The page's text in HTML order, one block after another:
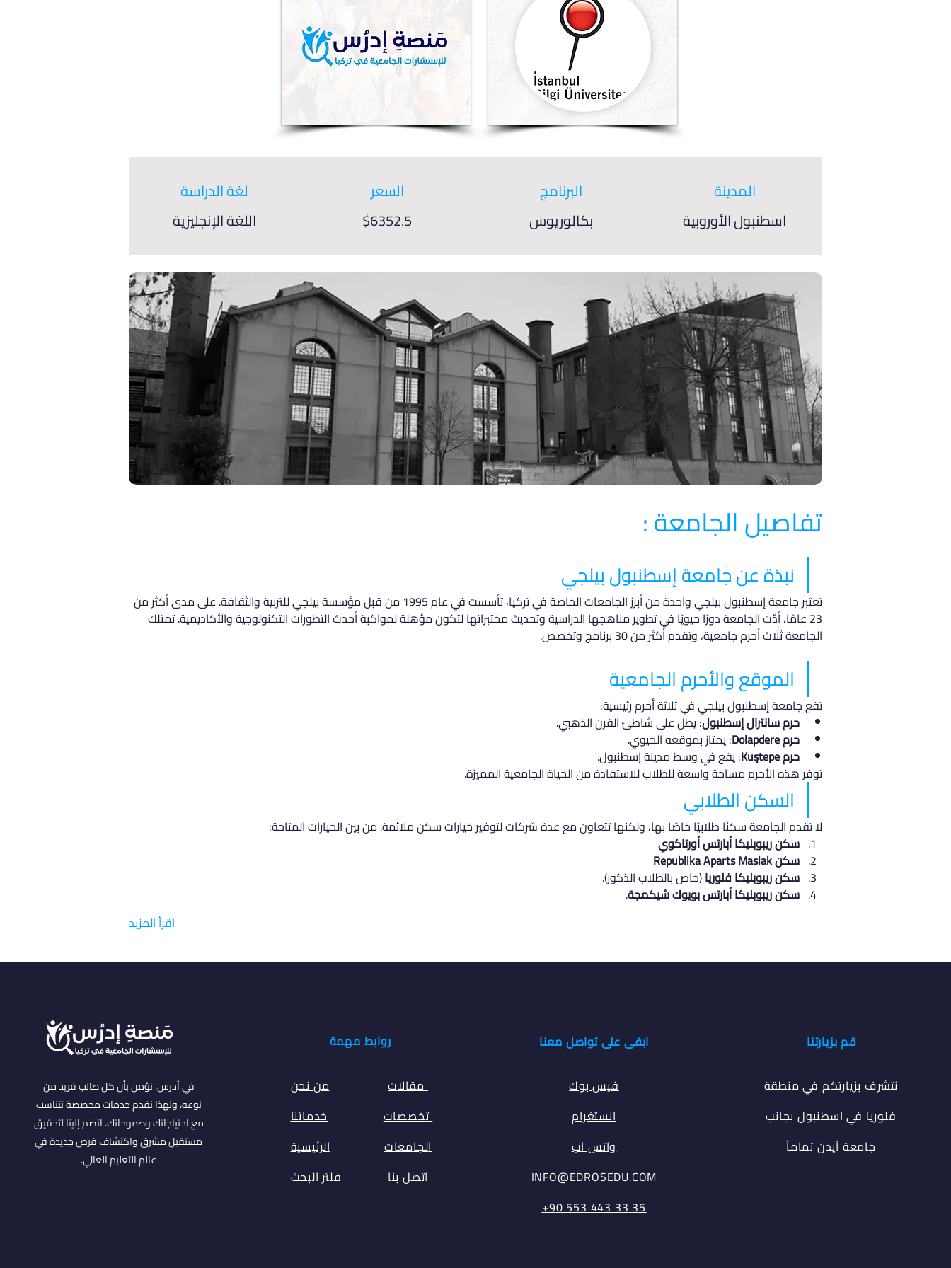
لغة الدراسة
اللغة الإنجليزية
السعر
$6352.5
البرنامج
بكالوريوس
المدينة
اسطنبول الأوروبية
تفاصيل الجامعة :
نبذة عن جامعة إسطنبول بيلجي
تعتبر جامعة إسطنبول بيلجي واحدة من أبرز الجامعات الخاصة في تركيا، تأسست في عام 1995 من قبل مؤسسة بيلجي للتربية والثقافة. على مدى أكثر من
23 عامًا، أدّت الجامعة دورًا حيويًا في تطوير مناهجها الدراسية وتحديث مختبراتها لتكون مؤهلة لمواكبة أحدث التطورات التكنولوجية والأكاديمية. تمتلك
الجامعة ثلاث أحرم جامعية، وتقدم أكثر من 30 برنامج وتخصص.
الموقع والأحرم الجامعية
تقع جامعة إسطنبول بيلجي في ثلاثة أحرم رئيسية:
حرم سانترال إسطنبول: يطل على شاطئ القرن الذهبي.
حرم Dolapdere
: يمتاز بموقعه الحيوي.
حرم Kuştepe
: يقع في وسط مدينة إسطنبول.
توفر هذه الأحرم مساحة واسعة للطلاب للاستفادة من الحياة الجامعية المميزة.
السكن الطلابي
لا تقدم الجامعة سكنًا طلابيًا خاصًا بها، ولكنها تتعاون مع عدة شركات لتوفير خيارات سكن ملائمة. من بين الخيارات المتاحة:
سكن ريبوبليكا أبارتس أورتاكوي
سكن Republika Aparts Maslak
سكن ريبوبليكا فلوريا (خاص بالطلاب الذكور).
سكن ريبوبليكا أبارتس بويوك شيكمجة.
اقرأ المزيد
في أدرس، نؤمن بأن كل طالب فريد من
نوعه، ولهذا نقدم خدمات مخصصة تتناسب
مع احتياجاتك وطموحاتك. انضم إلينا لتحقيق
مستقبل مشرق واكتشاف فرص جديدة في
عالم التعليم العالي.
من نحن
خدماتنا
الرئيسية
فلتر البحث
مقالات
تخصصات
الجامعات
اتصل بنا
ابقى على تواصل معنا
فيس بوك
انستغرام
واتس اب
INFO@EDROSEDU.COM
⁦+90 553 443 33 35⁩
قم بزيارتنا
نتشرف بزيارتكم في منطقة
فلوريا في اسطنبول بجانب
جامعة آيدن تماماً